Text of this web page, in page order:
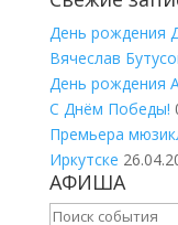
День рождения
Вячеслав
День рождения
С Днём Победы!
Премьера
Иркутске
АФИША